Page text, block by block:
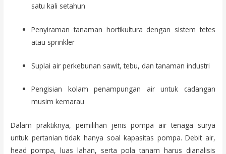
satu kali setahun
Penyiraman tanaman hortikultura dengan sistem tetes
atau sprinkler
Suplai air perkebunan sawit, tebu, dan tanaman industri
Pengisian kolam penampungan air untuk cadangan
musim kemarau
Dalam praktiknya, pemilihan jenis pompa air tenaga surya
untuk pertanian tidak hanya soal kapasitas pompa. Debit air,
head pompa, luas lahan, serta pola tanam harus dianalisis